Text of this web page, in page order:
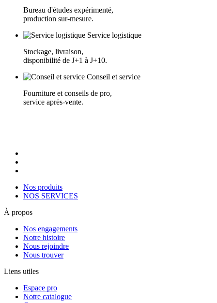
Bureau d'études expérimenté,
production sur-mesure.
Service logistique
Stockage, livraison,
disponibilité de J+1 à J+10.
Conseil et service
Fourniture et conseils de pro,
service après-vente.
Nos produits
NOS SERVICES
À propos
Nos engagements
Notre histoire
Nous rejoindre
Nous trouver
Liens utiles
Espace pro
Notre catalogue